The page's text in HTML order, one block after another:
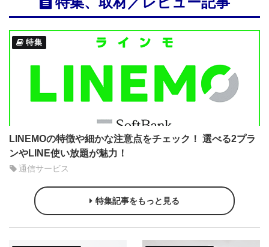
特集
LINEMOの特徴や細かな注意点をチェック！ 選べる2プラ
ンやLINE使い放題が魅力！
通信サービス
特集記事をもっと見る